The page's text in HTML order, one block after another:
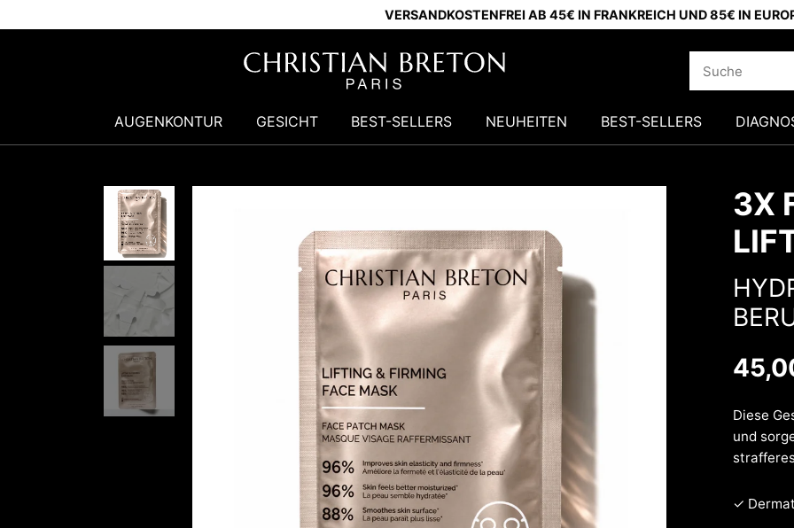
VERSANDKOSTENFREI AB 45€ IN FRANKREICH UND 85€ IN
AUGENKONTUR GESICHT BEST-SELLERS NEUHEITEN BEST-SELLERS
3X
Diese
und
✓